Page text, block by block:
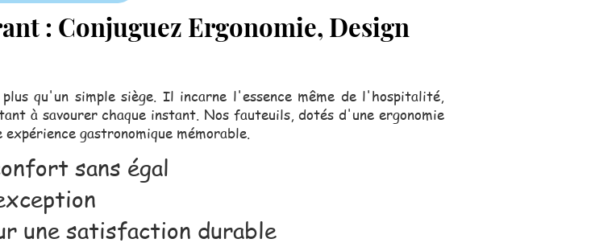
: Conjuguez Ergonomie, Design
qu'un simple siège. Il incarne l'essence même de l'hospitalité,
à savourer chaque instant. Nos fauteuils, dotés d'une ergonomie
gastronomique mémorable.
sans égal
une satisfaction durable